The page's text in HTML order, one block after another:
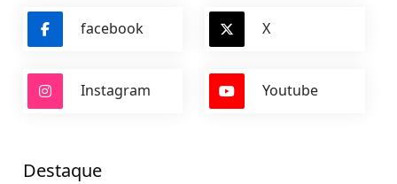
facebook X
Instagram Youtube
Destaque